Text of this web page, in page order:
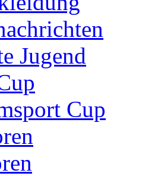
Jugend
Cup